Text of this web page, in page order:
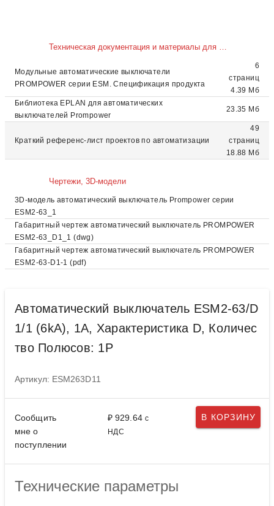
Техническая документация и материалы для скачивания
Модульные автоматические выключатели
PROMPOWER серии ESM. Спецификация продукта
6
страниц
4.39 Мб
Библиотека EPLAN для автоматических
выключателей Prompower
23.35 Мб
Краткий референс-лист проектов по автоматизации
49
страниц
18.88 Мб
Чертежи, 3D-модели
3D-модель автоматический выключатель Prompower серии
ESM2-63_1
Габаритный чертеж автоматический выключатель PROMPOWER
ESM2-63_D1_1 (dwg)
Габаритный чертеж автоматический выключатель PROMPOWER
ESM2-63-D1-1 (pdf)
Автоматический выключатель ESM2-63/D
1/1 (6kA), 1A, Характеристика D, Количес
тво Полюсов: 1P
Артикул: ESM263D11
Сообщить
мне о
поступлении
₽ 929.64 с
НДС
В КОРЗИНУ
Технические параметры